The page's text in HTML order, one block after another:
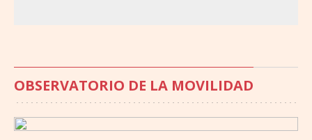
OBSERVATORIO DE LA MOVILIDAD